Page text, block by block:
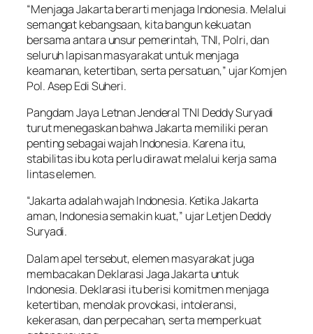
“Menjaga Jakarta berarti menjaga Indonesia. Melalui
semangat kebangsaan, kita bangun kekuatan
bersama antara unsur pemerintah, TNI, Polri, dan
seluruh lapisan masyarakat untuk menjaga
keamanan, ketertiban, serta persatuan,” ujar Komjen
Pol. Asep Edi Suheri.
Pangdam Jaya Letnan Jenderal TNI Deddy Suryadi
turut menegaskan bahwa Jakarta memiliki peran
penting sebagai wajah Indonesia. Karena itu,
stabilitas ibu kota perlu dirawat melalui kerja sama
lintas elemen.
“Jakarta adalah wajah Indonesia. Ketika Jakarta
aman, Indonesia semakin kuat,” ujar Letjen Deddy
Suryadi.
Dalam apel tersebut, elemen masyarakat juga
membacakan Deklarasi Jaga Jakarta untuk
Indonesia. Deklarasi itu berisi komitmen menjaga
ketertiban, menolak provokasi, intoleransi,
kekerasan, dan perpecahan, serta memperkuat